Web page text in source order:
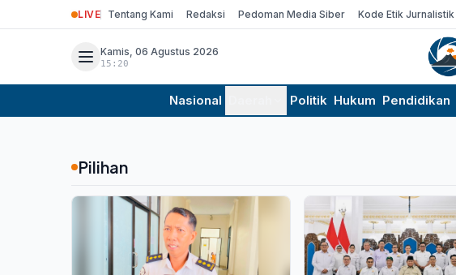
LIVE Tentang Kami Redaksi Pedoman Media Siber Kode Etik Jurnalistik
Kamis, 06 Agustus 2026
15:20
Nasional Politik Hukum Pendidikan
Pilihan